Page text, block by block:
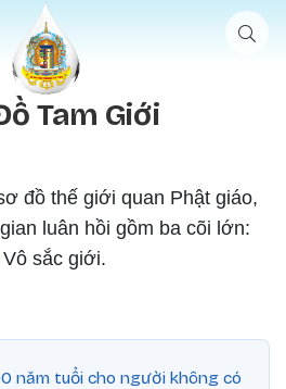
Nhảy đến nội dung
Tam Giới
đồ thế giới quan Phật giáo,
luân hồi gồm ba cõi lớn:
sắc giới.
năm tuổi cho người không có